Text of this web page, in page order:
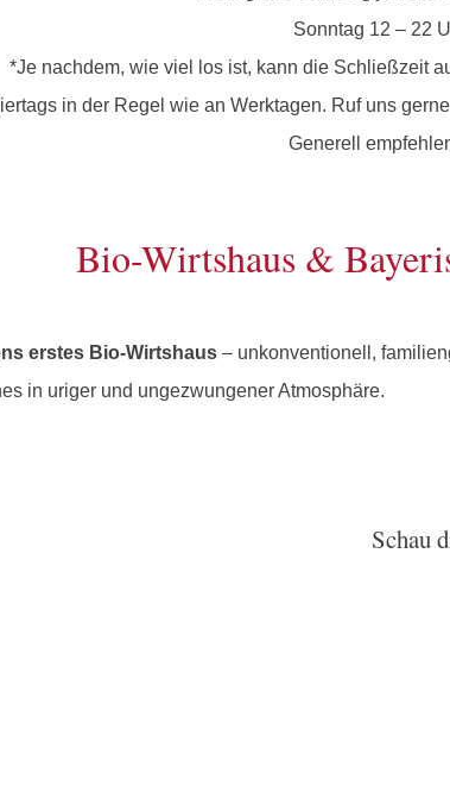
Sonntag 12 – 22
*Je nachdem, wie viel los ist, kann die Schließzeit
in der Regel wie an Werktagen. Ruf uns
Generell
Bio-Wirtshaus &
erstes Bio-Wirtshaus – unkonventionell,
in uriger und ungezwungener Atmosphäre.
Schau